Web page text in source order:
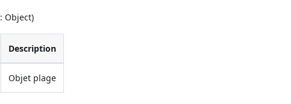
: Object)
Description
Objet plage